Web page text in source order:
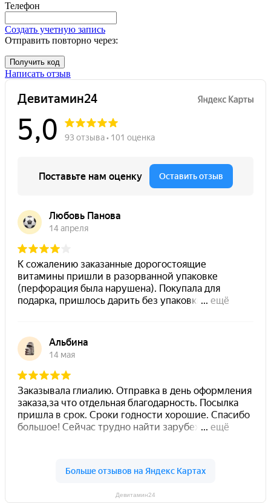
Телефон
Создать учетную запись
Отправить повторно через:
Получить код
Написать отзыв
Девитамин24